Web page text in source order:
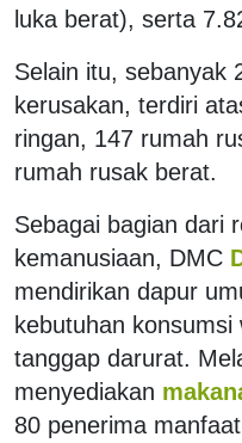
luka berat), serta
Selain itu, sebanyak
kerusakan, terdiri
ringan, 147 rumah
rumah rusak berat.
Sebagai bagian dari
kemanusiaan, DMC
mendirikan dapur
kebutuhan
tanggap darurat.
menyediakan
80 penerima